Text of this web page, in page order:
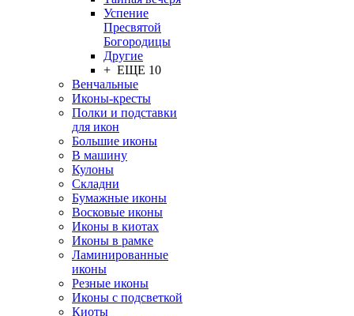
Успение
Пресвятой
Богородицы
Другие
+ ЕЩЕ 10
Венчальные
Иконы-кресты
Полки и подставки
для икон
Большие иконы
В машину
Кулоны
Складни
Бумажные иконы
Восковые иконы
Иконы в киотах
Иконы в рамке
Ламинированные
иконы
Резные иконы
Иконы с подсветкой
Киоты